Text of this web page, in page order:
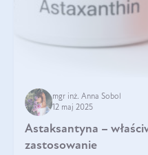
mgr inż. Anna Sobol
12 maj 2025
Astaksantyna –
zastosowanie